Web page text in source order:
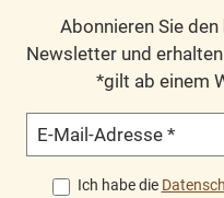
Abonnieren Sie den
Newsletter und
*gilt ab einem
E-Mail-Adresse *
Ich habe die